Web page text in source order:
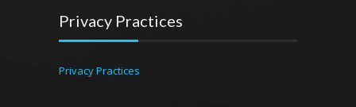
Privacy Practices
Privacy Practices